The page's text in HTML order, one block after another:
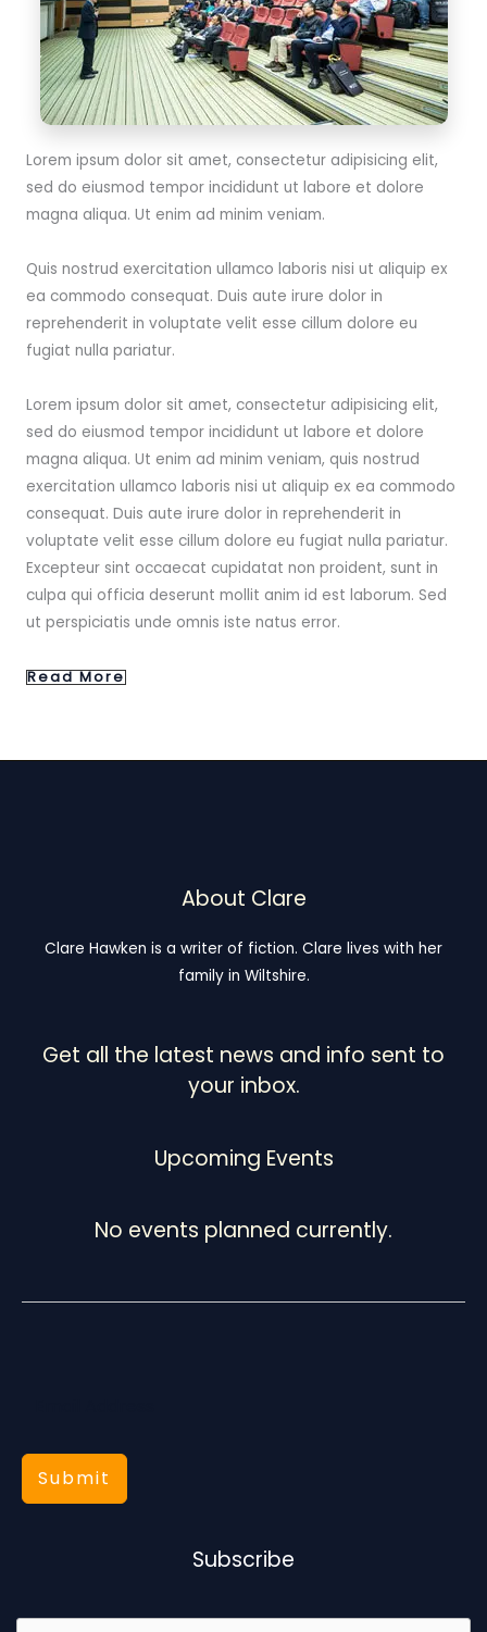
Lorem ipsum dolor sit amet, consectetur adipisicing elit,
sed do eiusmod tempor incididunt ut labore et dolore
magna aliqua. Ut enim ad minim veniam.
Quis nostrud exercitation ullamco laboris nisi ut aliquip ex
ea commodo consequat. Duis aute irure dolor in
reprehenderit in voluptate velit esse cillum dolore eu
fugiat nulla pariatur.
Lorem ipsum dolor sit amet, consectetur adipisicing elit,
sed do eiusmod tempor incididunt ut labore et dolore
magna aliqua. Ut enim ad minim veniam, quis nostrud
exercitation ullamco laboris nisi ut aliquip ex ea commodo
consequat. Duis aute irure dolor in reprehenderit in
voluptate velit esse cillum dolore eu fugiat nulla pariatur.
Excepteur sint occaecat cupidatat non proident, sunt in
culpa qui officia deserunt mollit anim id est laborum. Sed
ut perspiciatis unde omnis iste natus error.
Read More
About Clare
Clare Hawken is a writer of fiction. Clare lives with her
family in Wiltshire.
Get all the latest news and info sent to
your inbox.
Upcoming Events
No events planned currently.
Submit
Subscribe